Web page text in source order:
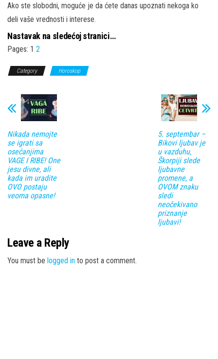
Ako ste slobodni, moguće je da ćete danas upoznati nekoga ko
deli vaše vrednosti i interese.
Nastavak na sledećoj stranici…
Pages: 1 2
Category Horoskop
Nikada nemojte
se igrati sa
osećanjima
VAGE I RIBE! One
jesu divne, ali
kada im uradite
OVO postaju
veoma opasne!
5. septembar –
Bikovi ljubav je
u vazduhu,
Škorpiji slede
ljubavne
promene, a
OVOM znaku
sledi
neočekivano
priznanje
ljubavi!
Leave a Reply
You must be logged in to post a comment.